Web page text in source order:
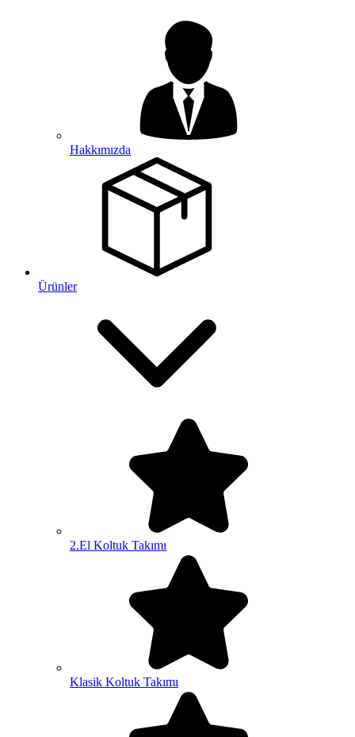
Hakkımızda
Ürünler
2.El Koltuk Takımı
Klasik Koltuk Takımı